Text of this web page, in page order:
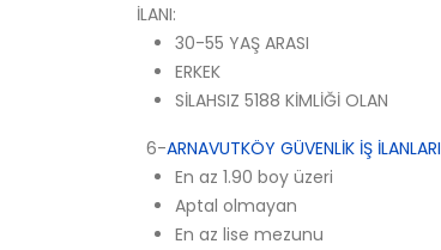
İLANI:
30-55 YAŞ ARASI
ERKEK
SİLAHSIZ 5188 KİMLİĞİ OLAN
6-ARNAVUTKÖY GÜVENLİK İŞ İLANLARI
En az 1.90 boy üzeri
Aptal olmayan
En az lise mezunu